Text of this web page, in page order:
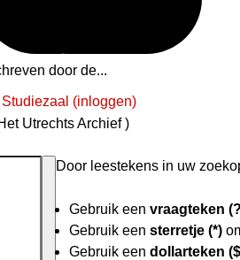
door de...
Studiezaal (inloggen)
Utrechts Archief )
Door leestekens in uw
Gebruik een vraagteken
Gebruik een sterretje (*)
Gebruik een dollarteken